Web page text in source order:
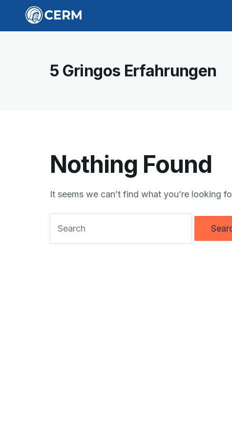
5 Gringos Erfahrungen
Nothing Found
It seems we can’t find what you’re looking